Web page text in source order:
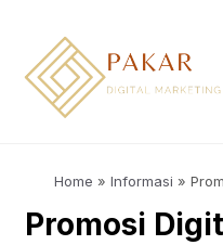
content
Home » Informasi »
Promosi